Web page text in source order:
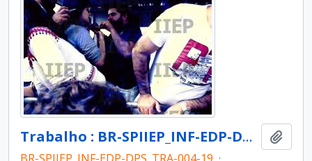
Trabalho : BR-SPIIEP_INF-EDP-DPS_TRA-004-19 [diapositivo]